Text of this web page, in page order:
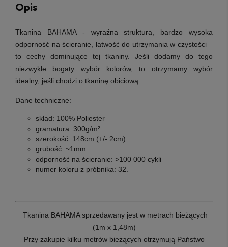
Opis
Tkanina BAHAMA - wyraźna struktura, bardzo wysoka
odporność na ścieranie, łatwość do utrzymania w czystości –
to cechy dominujące tej tkaniny. Jeśli dodamy do tego
niezwykle bogaty wybór kolorów, to otrzymamy wybór
idealny, jeśli chodzi o tkaninę obiciową.
Dane techniczne:
skład: 100% Poliester
gramatura: 300g/m²
szerokość: 148cm (+/- 2cm)
grubość: ~1mm
odporność na ścieranie: >100 000 cykli
numer koloru z próbnika: 32.
Tkanina BAHAMA sprzedawany jest w metrach bieżących
(1m x 1,48m)
Przy zakupie kilku metrów bieżących otrzymują Państwo